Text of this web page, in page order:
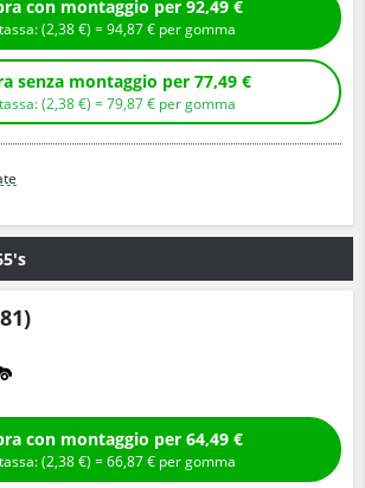
Compra con montaggio per 92,49 €
+ Ecotassa: (2,38€ ) =94,87€ per gomma
Compra senza montaggio per 77,49 €
+ Ecotassa: (2,38€ ) =79,87€ per gomma
Compra con montaggio per 64,49 €
+ Ecotassa: (2,38€ ) =66,87€ per gomma